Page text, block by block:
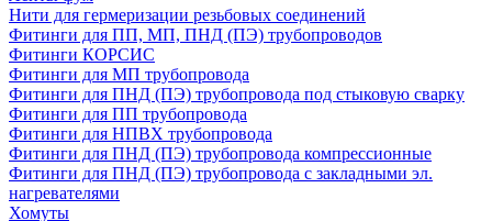
Нити для гермеризации резьбовых соединений
Фитинги для ПП, МП, ПНД (ПЭ) трубопроводов
Фитинги КОРСИС
Фитинги для МП трубопровода
Фитинги для ПНД (ПЭ) трубопровода под стыковую сварку
Фитинги для ПП трубопровода
Фитинги для НПВХ трубопровода
Фитинги для ПНД (ПЭ) трубопровода компрессионные
Фитинги для ПНД (ПЭ) трубопровода с закладными эл.
нагревателями
Хомуты